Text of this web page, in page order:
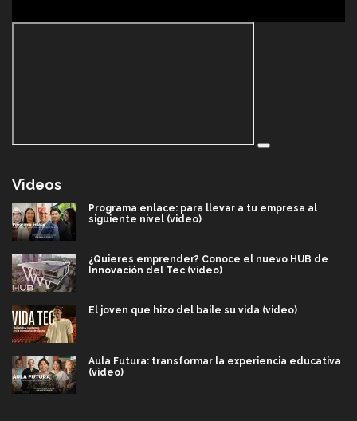
Videos
Programa enlace: para llevar a tu empresa al
siguiente nivel (video)
¿Quieres emprender? Conoce el nuevo HUB de
Innovación del Tec (video)
El joven que hizo del baile su vida (video)
Aula Futura: transformar la experiencia educativa
(video)